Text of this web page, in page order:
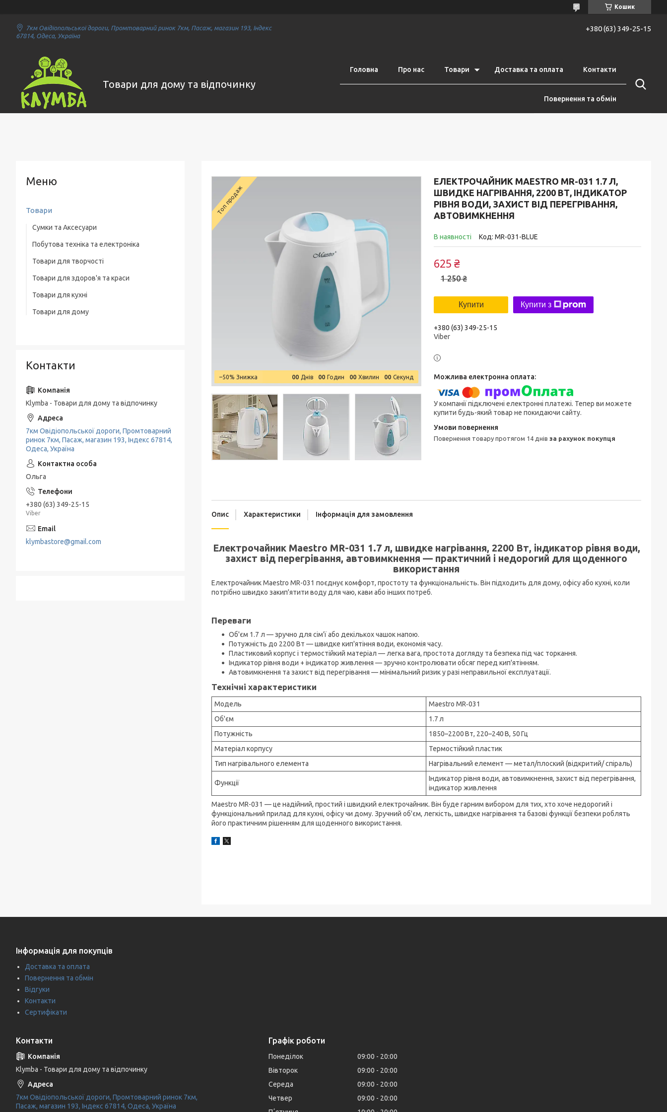
Кошик
7км Овідіопольської дороги, Промтоварний ринок 7км, Пасаж, магазин 193, Індекс
67814, Одеса, Україна
+380 (63) 349-25-15
Товари для дому та відпочинку
Головна Про нас Товари Доставка та оплата Контакти
Повернення та обмін
ЕЛЕКТРОЧАЙНИК MAESTRO MR-031 1.7 Л,
ШВИДКЕ НАГРІВАННЯ, 2200 ВТ, ІНДИКАТОР
РІВНЯ ВОДИ, ЗАХИСТ ВІД ПЕРЕГРІВАННЯ,
АВТОВИМКНЕННЯ
В наявності Код: MR-031-BLUE
1 250 ₴
625 ₴
Купити Купити з
+380 (63) 349-25-15
Viber
У компанії підключені електронні платежі. Тепер ви можете
купити будь-який товар не покидаючи сайту.
повернення товару протягом 14 днів за рахунок покупця
Топ продаж
–50% 00 Днів 00 Годин 00 Хвилин 00 Секунд
Опис Характеристики Інформація для замовлення
Електрочайник Maestro MR-031 1.7 л, швидке нагрівання, 2200 Вт, індикатор рівня води,
захист від перегрівання, автовимкнення — практичний і недорогий для щоденного
використання
Електрочайник Maestro MR-031 поєднує комфорт, простоту та функціональність. Він підходить для дому, офісу або кухні, коли
потрібно швидко закип'ятити воду для чаю, кави або інших потреб.
Переваги
Об'єм 1.7 л — зручно для сім'ї або декількох чашок напою.
Потужність до 2200 Вт — швидке кип'ятіння води, економія часу.
Пластиковий корпус і термостійкий матеріал — легка вага, простота догляду та безпека під час торкання.
Індикатор рівня води + індикатор живлення — зручно контролювати обсяг перед кип'ятінням.
Автовимкнення та захист від перегрівання — мінімальний ризик у разі неправильної експлуатації.
Технічні характеристики
Модель
Maestro MR‑031
Об'єм
1.7 л
Потужність
1850–2200 Вт, 220–240 В, 50 Гц
Матеріал корпусу
Термостійкий пластик
Тип нагрівального елемента
Нагрівальний елемент — метал/плоский (відкритий/ спіраль)
Функції
Індикатор рівня води, автовимкнення, захист від перегрівання,
індикатор живлення
Maestro MR-031 — це надійний, простий і швидкий електрочайник. Він буде гарним вибором для тих, хто хоче недорогий і
функціональний прилад для кухні, офісу чи дому. Зручний об'єм, легкість, швидке нагрівання та базові функції безпеки роблять
його практичним рішенням для щоденного використання.
Товари
Сумки та Аксесуари
Сумки на колесах
Рюкзаки
Термосумка
Сумка для ноутбука
Чоловічі сумки
Побутова техніка та електроніка
Ваги
Освітлення
Обігрівачі
Блендери
Кавоварки
Кавомолки
Соковитискачі
Тостери
Міксери
Льодогенератор
Електрогриль
Товари для творчості
Товари для здоров'я та краси
Тример
Фени
Товари для кухні
Набори кухонних ножів
Пательні
Чайники, Заварники
Кухонне приладдя
Кава-брейк
Подрібнювачі та Терки
Термоси
Барбекю и гриль
Хлебница
Товари для дому
Контакти
Klymba - Товари для дому та відпочинку
7км Овідіопольської дороги, Промтоварний
ринок 7км, Пасаж, магазин 193, Індекс 67814,
Одеса, Україна
Ольга
+380 (63) 349-25-15
Viber
klymbastore@gmail.com
Інформація для покупців
Доставка та оплата
Повернення та обмін
Відгуки
Контакти
Сертифікати
Контакти
Klymba - Товари для дому та відпочинку
7км Овідіопольської дороги, Промтоварний ринок 7км,
Пасаж, магазин 193, Індекс 67814, Одеса, Україна
Графік роботи
Понеділок 09:00
20:00
Вівторок
09:00
20:00
Середа
09:00
20:00
Четвер
09:00
20:00